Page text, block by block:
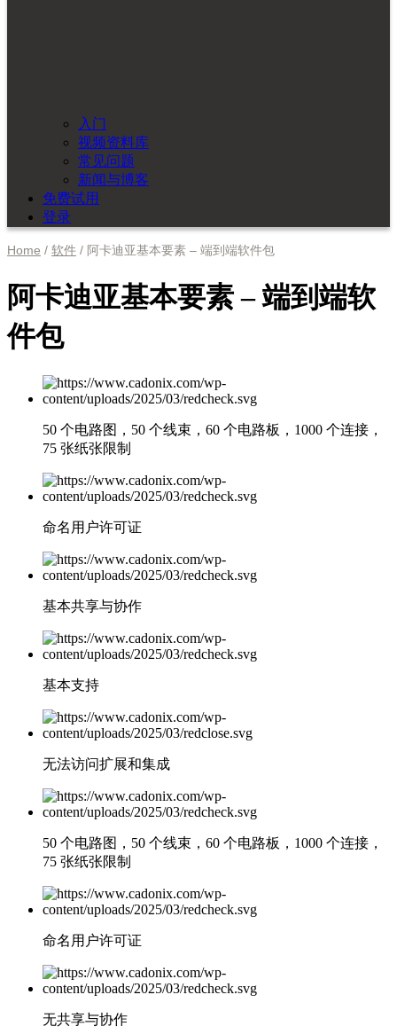
入门
视频资料库
常见问题
新闻与博客
免费试用
登录
Home / 软件 / 阿卡迪亚基本要素 – 端到端软件包
阿卡迪亚基本要素 – 端到端软
件包
50 个电路图，50 个线束，60 个电路板，1000 个连接，
75 张纸张限制
命名用户许可证
基本共享与协作
基本支持
无法访问扩展和集成
50 个电路图，50 个线束，60 个电路板，1000 个连接，
75 张纸张限制
命名用户许可证
无共享与协作